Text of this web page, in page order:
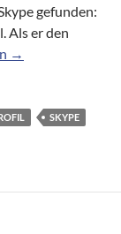
gefunden:
Als er den
Hitler geht nicht
→
SKYPE